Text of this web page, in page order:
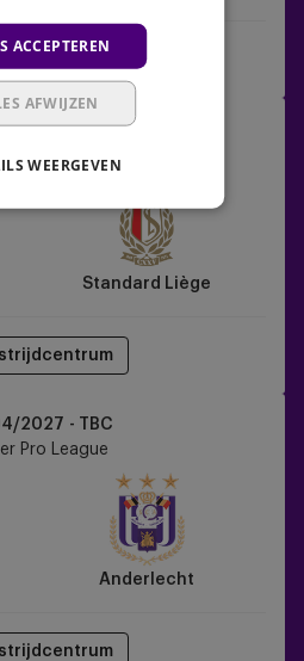
2027 - TBC
Standard Liège
2027 - TBC
Pro League
Anderlecht
ACCEPTEREN
AFWIJZEN
WEERGEVEN